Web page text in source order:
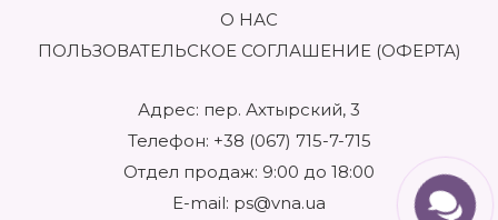
О НАС
ПОЛЬЗОВАТЕЛЬСКОЕ СОГЛАШЕНИЕ (ОФЕРТА)
Адрес: пер. Ахтырский, 3
Телефон: +38 (067) 715-7-715
Отдел продаж: 9:00 до 18:00
E-mail: ps@vna.ua